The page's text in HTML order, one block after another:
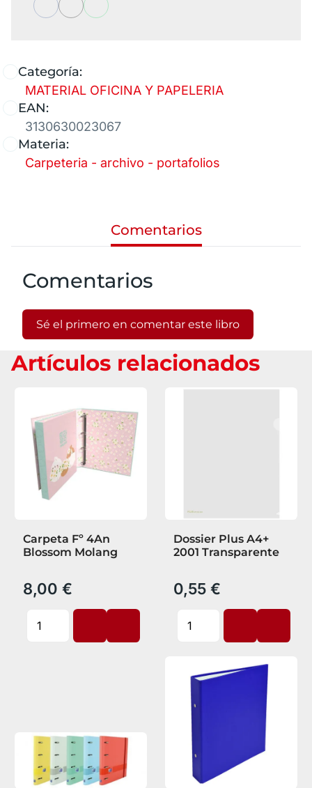
Categoría:
MATERIAL OFICINA Y PAPELERIA
EAN:
3130630023067
Materia:
Carpeteria - archivo - portafolios
Comentarios
Comentarios
Sé el primero en comentar este libro
Artículos relacionados
Carpeta Fº 4An
Blossom Molang
8,00 €
Dossier Plus A4+
2001 Transparente
0,55 €